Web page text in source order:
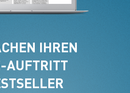
IHREN
AUFTRITT